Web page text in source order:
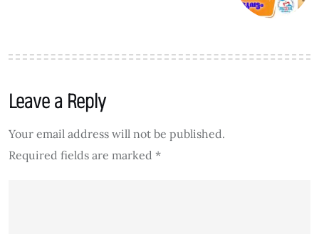
Leave a Reply
Your email address will not be published.
Required fields are marked *